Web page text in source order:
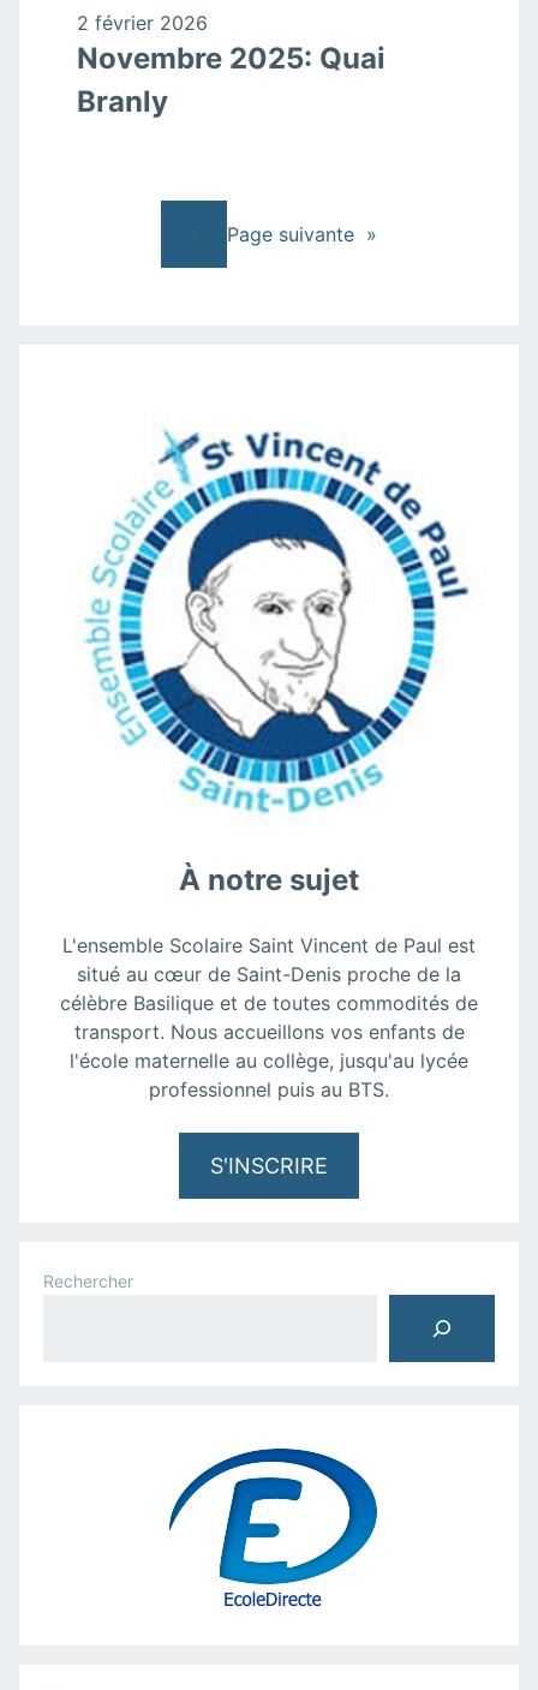
2 février 2026
Novembre 2025: Quai
Branly
1 Page suivante »
À notre sujet
L'ensemble Scolaire Saint Vincent de Paul est
situé au cœur de Saint-Denis proche de la
célèbre Basilique et de toutes commodités de
transport. Nous accueillons vos enfants de
l'école maternelle au collège, jusqu'au lycée
professionnel puis au BTS.
S'INSCRIRE
Rechercher